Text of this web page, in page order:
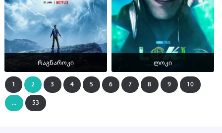
რაგნაროკი ლოკი
1 2 3 4 5 6 7 8 9 10
... 53